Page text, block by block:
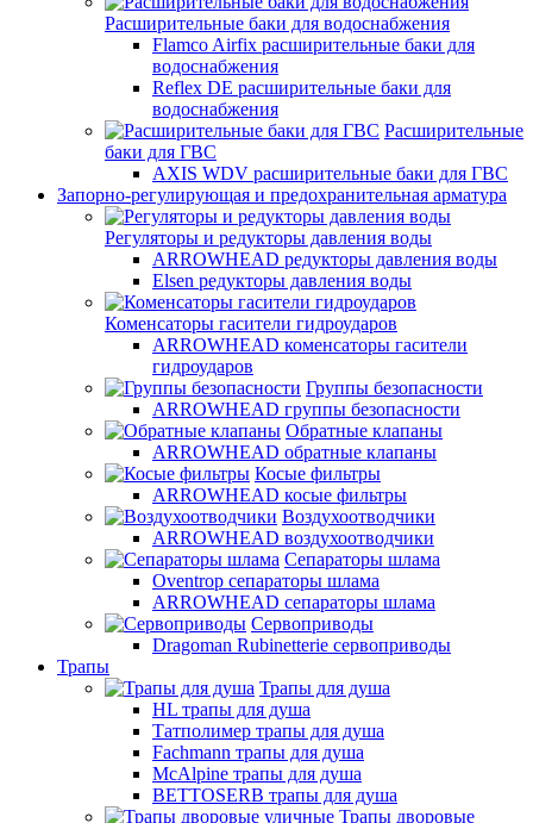
Расширительные баки для водоснабжения
Flamco Airfix расширительные баки для
водоснабжения
Reflex DЕ расширительные баки для
водоснабжения
Расширительные
баки для ГВС
AXIS WDV расширительные баки для ГВС
Запорно-регулирующая и предохранительная арматура
Регуляторы и редукторы давления воды
ARROWHEAD редукторы давления воды
Elsen редукторы давления воды
Коменсаторы гасители гидроударов
ARROWHEAD коменсаторы гасители
гидроударов
Группы безопасности
ARROWHEAD группы безопасности
Обратные клапаны
ARROWHEAD обратные клапаны
Косые фильтры
ARROWHEAD косые фильтры
Воздухоотводчики
ARROWHEAD воздухоотводчики
Сепараторы шлама
Oventrop cепараторы шлама
ARROWHEAD сепараторы шлама
Сервоприводы
Dragoman Rubinetterie сервоприводы
Трапы
Трапы для душа
HL трапы для душа
Татполимер трапы для душа
Fachmann трапы для душа
McAlpine трапы для душа
BETTOSERB трапы для душа
Трапы дворовые